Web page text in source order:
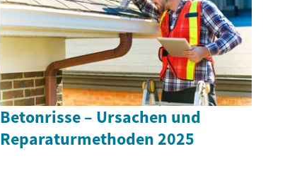
Betonrisse – Ursachen und
Reparaturmethoden 2025